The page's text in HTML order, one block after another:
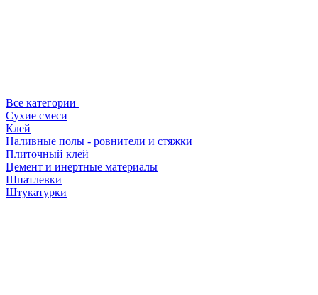
Все категории
Сухие смеси
Клей
Наливные полы - ровнители и стяжки
Плиточный клей
Цемент и инертные материалы
Шпатлевки
Штукатурки